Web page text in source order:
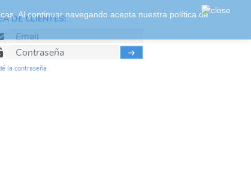
DE CLIENTES:
la contraseña
Al continuar navegando acepta nuestra política de